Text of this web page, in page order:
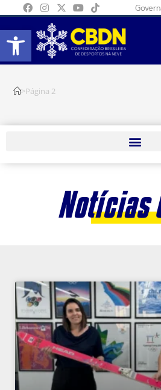
Abrir a barra de
>Página 2
Notícias